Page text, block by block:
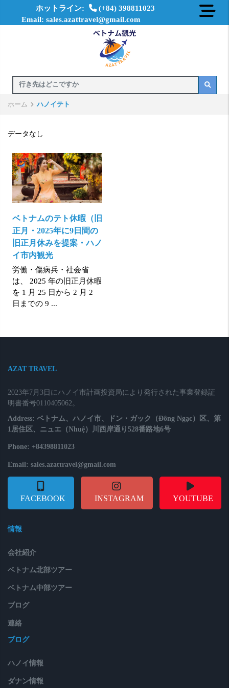
ホットライン:
(+84) 398811023
Email: sales.azattravel@gmail.com
ホーム ハノイテト
データなし
ベトナムのテト休暇（旧
正月・2025年に9日間の
旧正月休みを提案・ハノ
イ市内観光
労働・傷病兵・社会省
は、 2025 年の旧正月休暇
を 1 月 25 日から 2 月 2
日までの 9 ...
AZAT TRAVEL
2023年7月3日にハノイ市計画投資局により発行された事業登録証
明書番号0110405062。
Address: ベトナム、ハノイ市、ドン・ガック（Đông Ngạc）区、第
1居住区、ニュエ（Nhuệ）川西岸通り528番路地6号
Phone: +84398811023
Email: sales.azattravel@gmail.com
FACEBOOK INSTAGRAM YOUTUBE
情報
会社紹介
ベトナム北部ツアー
ベトナム中部ツアー
ブログ
連絡
ブログ
ハノイ情報
ダナン情報